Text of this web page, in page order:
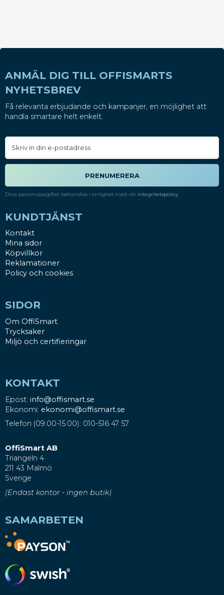
ANMÄL DIG TILL OFFISMARTS
NYHETSBREV
Få relevanta erbjudande och kampanjer, en möjlighet att
handla smartare helt enkelt.
PRENUMERERA
Dina personuppgifter behandlas i enlighet med vår integritetspolicy.
KUNDTJÄNST
Kontakt
Mina sidor
Köpvillkor
Reklamationer
Policy och cookies
SIDOR
Om OffiSmart
Trycksaker
Miljö och certifieringar
KONTAKT
Epost: info@offismart.se
Ekonomi: ekonomi@offismart.se
Telefon (09.00-15.00): 010-516 47 57
OffiSmart AB
Triangeln 4
211 43 Malmö
Sverige
(Endast kontor - ingen butik)
SAMARBETEN